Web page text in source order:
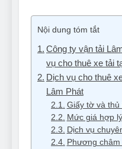
Nội dung tóm tắt
Công ty vận tải
vụ cho thuê xe tải
Dịch vụ cho thuê
Lâm Phát
Giấy tờ và thủ
Mức giá hợp lý
Dịch vụ
Phương